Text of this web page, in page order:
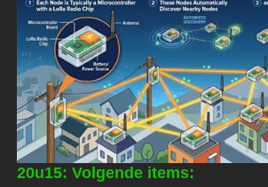
20u15: Volgende items: